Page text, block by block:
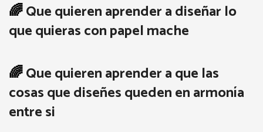
🌈Que quieren aprender a diseñar lo
que quieras con papel mache
🌈Que quieren aprender a que las
cosas que diseñes queden en armonía
entre si